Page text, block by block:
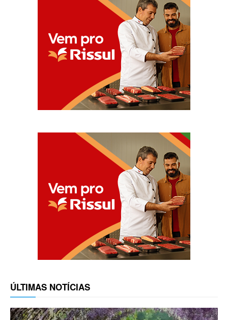
ÚLTIMAS NOTÍCIAS